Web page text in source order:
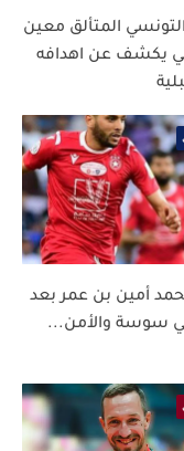
المتألق معين
يكشف عن اهدافه
أمين بن عمر بعد
سوسة والأمن...